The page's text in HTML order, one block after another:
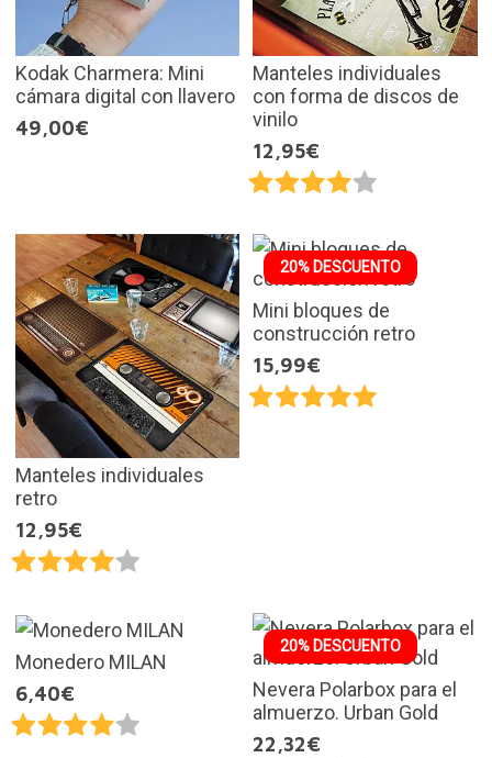
Kodak Charmera: Mini
cámara digital con llavero
49,00€
Manteles individuales
con forma de discos de
vinilo
12,95€
Manteles individuales
retro
12,95€
20% DESCUENTO
Mini bloques de
construcción retro
15,99€
Monedero MILAN
6,40€
20% DESCUENTO
Nevera Polarbox para el
almuerzo. Urban Gold
22,32€